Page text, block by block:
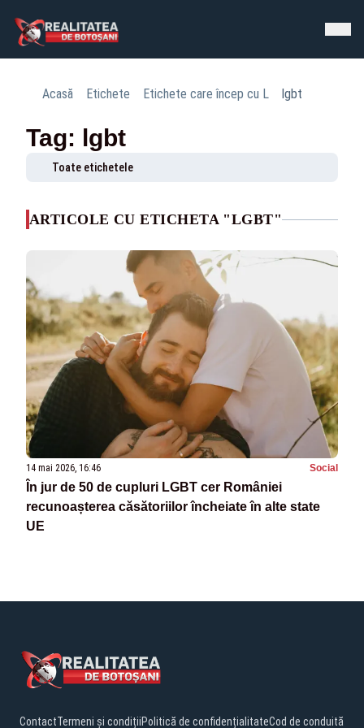
Acasă Etichete Etichete care încep cu L lgbt
Tag: lgbt
Toate etichetele
ARTICOLE CU ETICHETA "LGBT"
14 mai 2026, 16:46 Social
În jur de 50 de cupluri LGBT cer României
recunoașterea căsătoriilor încheiate în alte state
UE
ContactTermeni și condițiiPolitică de confidențialitateCod de conduită